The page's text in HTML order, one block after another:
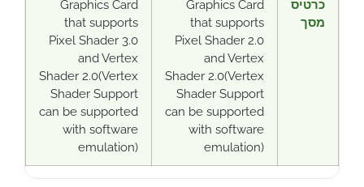
כרטיס
מסך
Graphics Card
that supports
Pixel Shader 2.0
and Vertex
Shader 2.0(Vertex
Shader Support
can be supported
with software
emulation)
Graphics Card
that supports
Pixel Shader 3.0
and Vertex
Shader 2.0(Vertex
Shader Support
can be supported
with software
emulation)